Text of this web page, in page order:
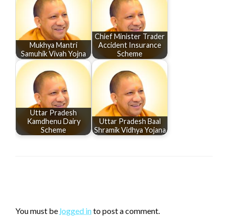
Mukhya Mantri
Samuhik Vivah Yojna
Chief Minister Trader
Accident Insurance
Scheme
Uttar Pradesh
Kamdhenu Dairy
Scheme
Uttar Pradesh Baal
Shramik Vidhya Yojana
You must be logged into post a comment.